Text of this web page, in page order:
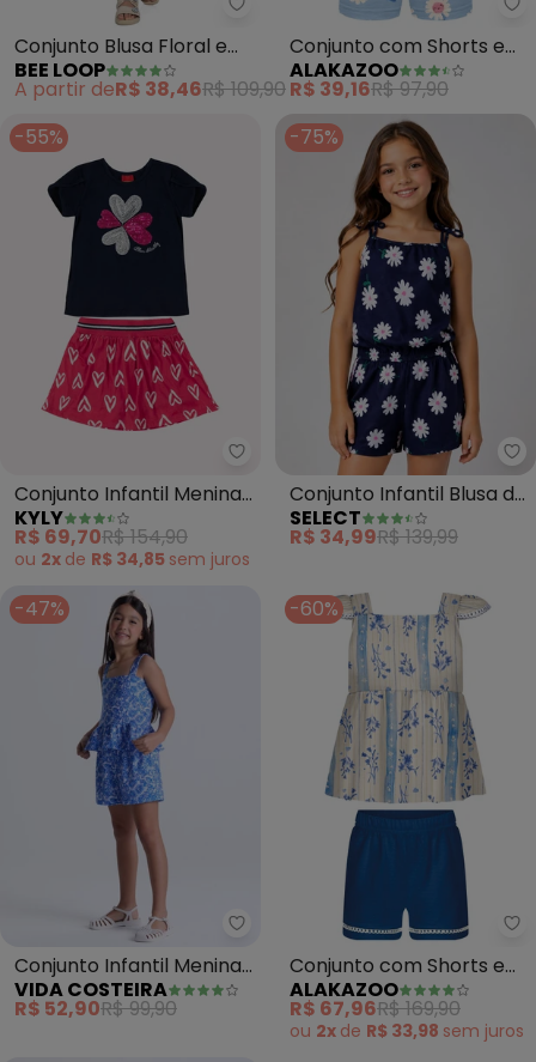
Bee Loop - Conjunto Blusa
Conjunto Blusa Floral e
Short-Saia (Azul)
BEE LOOP
A partir deR$ 38,46R$ 109,90
Conjunto com Shorts e
Blusa de (Azul)
ALAKAZOO
R$ 39,16R$ 97,90
-55%
Kyly - Conjunto Infantil Menina
Conjunto Infantil Menina
Bordado (Azul Marinho)
KYLY
R$ 69,70R$ 154,90
ou 2x de R$ 34,85 sem juros
-75%
Conjunto Infantil Blusa de
Alça e Short (Azul)
SELECT
R$ 34,99R$ 139,99
-47%
Vida Costeira - Conjunto
Conjunto Infantil Menina
Floral (Azul)
VIDA COSTEIRA
R$ 52,90R$ 99,90
-60%
Conjunto com Shorts e
Blusa de Alças (Azul)
ALAKAZOO
R$ 67,96R$ 169,90
ou 2x de R$ 33,98 sem juros